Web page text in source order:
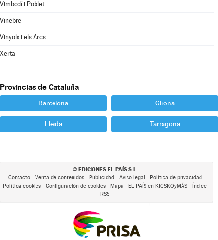
Vimbodí i Poblet
Vinebre
Vinyols i els Arcs
Xerta
Provincias de Cataluña
Barcelona Girona
Lleida Tarragona
© EDICIONES EL PAÍS S.L.
Contacto Venta de contenidos Publicidad Aviso legal
Política de privacidad
Política cookies
Configuración de cookies Mapa EL PAÍS en KIOSKOyMÁS
Índice
RSS